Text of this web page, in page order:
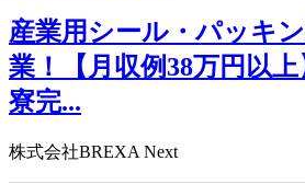
産業用シール・パッキ
業！【月収例38万円以
寮完...
株式会社BREXA Next